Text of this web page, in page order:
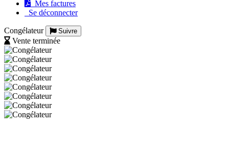
Mes factures
Se déconnecter
Congélateur Suivre
Vente terminée